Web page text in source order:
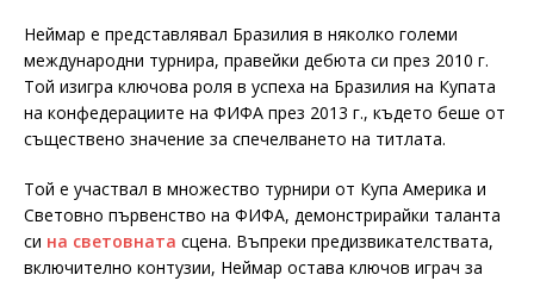
Неймар е представлявал Бразилия в няколко големи
международни турнира, правейки дебюта си през 2010 г.
Той изигра ключова роля в успеха на Бразилия на Купата
на конфедерациите на ФИФА през 2013 г., където беше от
съществено значение за спечелването на титлата.
Той е участвал в множество турнири от Купа Америка и
Световно първенство на ФИФА, демонстрирайки таланта
си на световната сцена. Въпреки предизвикателствата,
включително контузии, Неймар остава ключов играч за